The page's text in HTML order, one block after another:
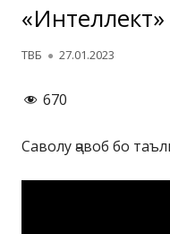
«Интеллект»
Автор
ТВБ Опубликовано
27.01.2023
670
Саволу ҷавоб бо